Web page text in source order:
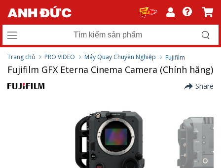
Trang chủ PRO VIDEO Máy Quay Chuyên Nghiệp Fujifilm
Fujifilm GFX Eterna Cinema Camera (Chính hãng)
Share